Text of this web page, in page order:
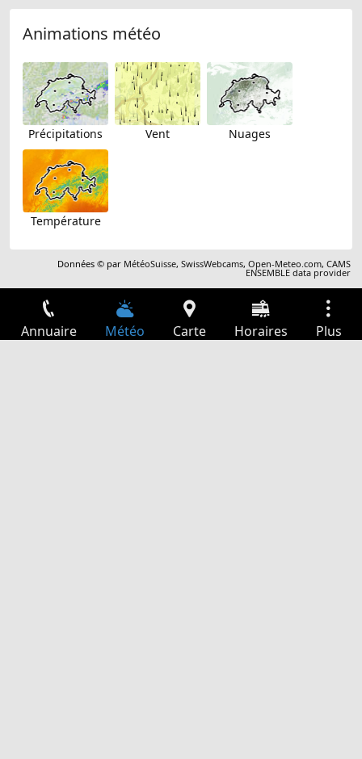
Animations météo
Précipitations Vent Nuages
Température
Données © par MétéoSuisse,SwissWebcams,Open-Meteo.com,CAMS
ENSEMBLE data provider
Annuaire Météo Carte Horaires Plus